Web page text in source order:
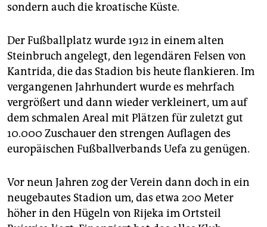
sondern auch die kroatische Küste.
Der Fußballplatz wurde 1912 in einem alten
Steinbruch angelegt, den legendären Felsen von
Kantrida, die das Stadion bis heute flankieren. Im
vergangenen Jahrhundert wurde es mehrfach
vergrößert und dann wieder verkleinert, um auf
dem schmalen Areal mit Plätzen für zuletzt gut
10.000 Zuschauer den strengen Auflagen des
europäischen Fußballverbands Uefa zu genügen.
Vor neun Jahren zog der Verein dann doch in ein
neugebautes Stadion um, das etwa 200 Meter
höher in den Hügeln von Rijeka im Ortsteil